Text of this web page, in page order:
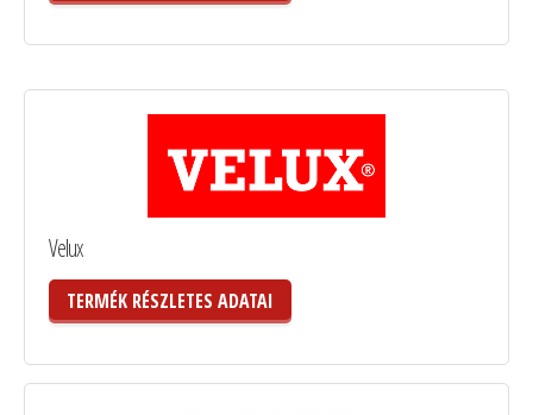
Velux
TERMÉK RÉSZLETES ADATAI